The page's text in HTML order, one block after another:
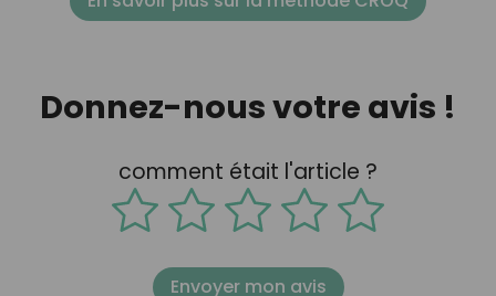
Donnez-nous votre avis !
comment était l'article ?
Envoyer mon avis